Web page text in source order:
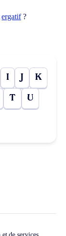
ergatif?
I J K
T U